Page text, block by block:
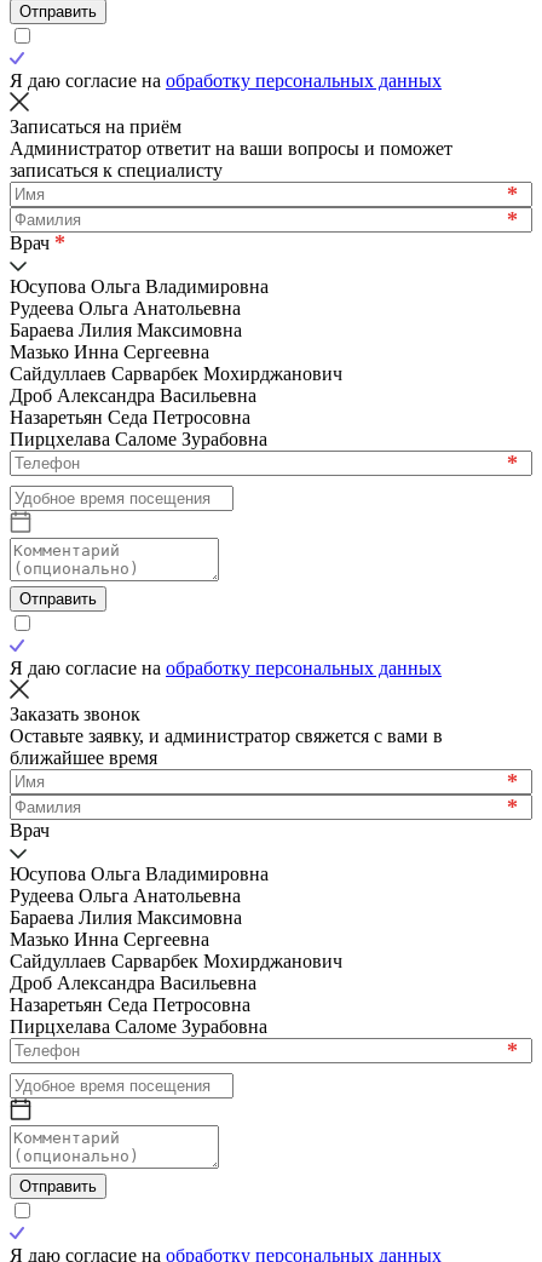
Отправить
Я даю согласие на обработку персональных данных
Записаться на приём
Администратор ответит на ваши вопросы и поможет
записаться к специалисту
*
*
Врач *
Юсупова Ольга Владимировна
Рудеева Ольга Анатольевна
Бараева Лилия Максимовна
Мазько Инна Сергеевна
Сайдуллаев Сарварбек Мохирджанович
Дроб Александра Васильевна
Назаретьян Седа Петросовна
Пирцхелава Саломе Зурабовна
*
Отправить
Я даю согласие на обработку персональных данных
Заказать звонок
Оставьте заявку, и администратор свяжется с вами в
ближайшее время
*
*
Врач
Юсупова Ольга Владимировна
Рудеева Ольга Анатольевна
Бараева Лилия Максимовна
Мазько Инна Сергеевна
Сайдуллаев Сарварбек Мохирджанович
Дроб Александра Васильевна
Назаретьян Седа Петросовна
Пирцхелава Саломе Зурабовна
*
Отправить
Я даю согласие на обработку персональных данных